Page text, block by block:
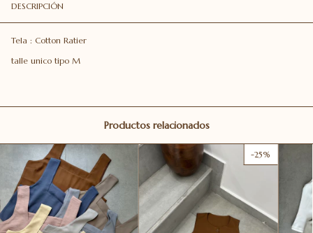
DESCRIPCIÓN
Tela : Cotton Ratier
talle unico tipo M
Productos relacionados
-25%